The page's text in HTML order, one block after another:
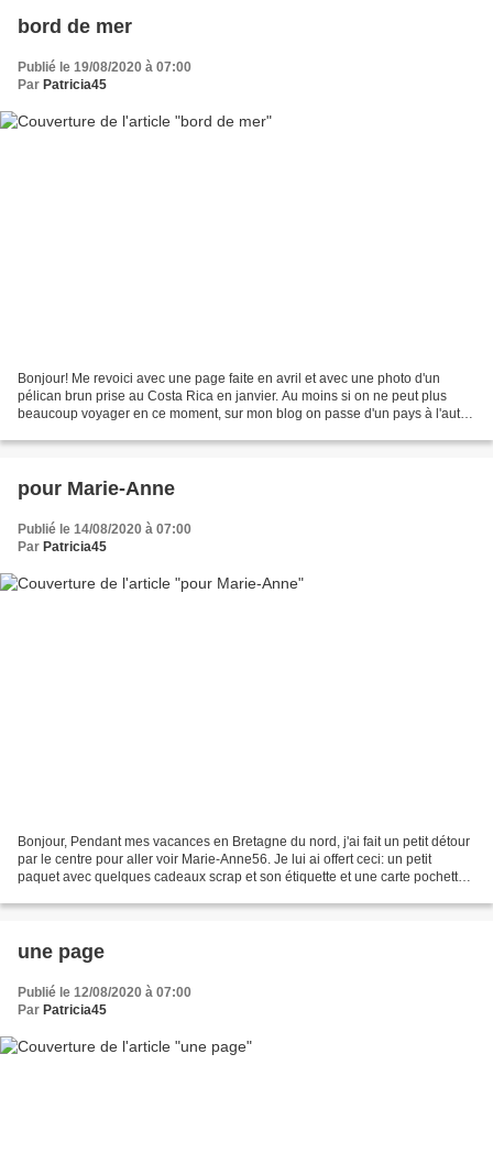
bord de mer
Publié le 19/08/2020 à 07:00
Par Patricia45
Bonjour! Me revoici avec une page faite en avril et avec une photo d'un
pélican brun prise au Costa Rica en janvier. Au moins si on ne peut plus
beaucoup voyager en ce moment, sur mon blog on passe d'un pays à l'autre
pour Marie-Anne
Publié le 14/08/2020 à 07:00
Par Patricia45
Bonjour, Pendant mes vacances en Bretagne du nord, j'ai fait un petit détour
par le centre pour aller voir Marie-Anne56. Je lui ai offert ceci: un petit
paquet avec quelques cadeaux scrap et son étiquette et une carte pochette
une page
Publié le 12/08/2020 à 07:00
Par Patricia45